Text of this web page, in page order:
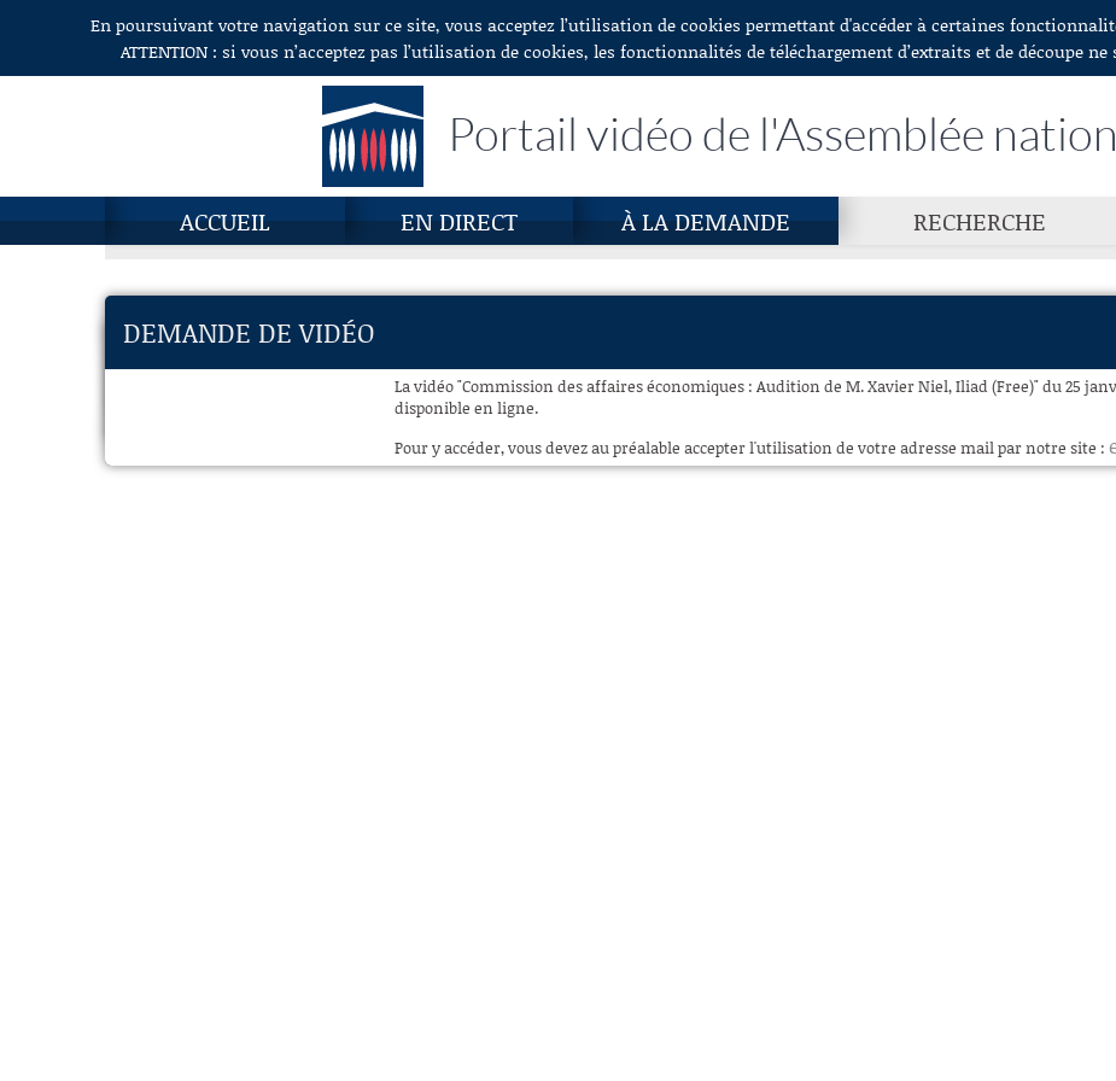
Aller au contenuEn poursuivant votre navigation sur ce site, vous acceptez l’utilisation de cookies permettant d'accéder à certaines
ATTENTION : si vous n’acceptez pas l’utilisation de cookies, les fonctionnalités de téléchargement d’extraits et de découpe
Portail vidéo de l'Assemblée
ACCUEIL EN DIRECT À LA DEMANDE RECHERCHE
DEMANDE DE VIDÉO
La vidéo "Commission des affaires économiques : Audition de M. Xavier Niel, Iliad (Free)" du 25
disponible en ligne.
Pour y accéder, vous devez au préalable accepter l'utilisation de votre adresse mail par notre site :